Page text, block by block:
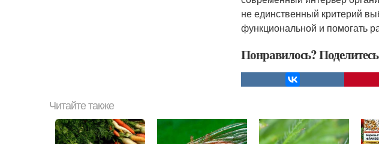
не единственный критерий
функциональной и помогать
Понравилось?
Читайте также